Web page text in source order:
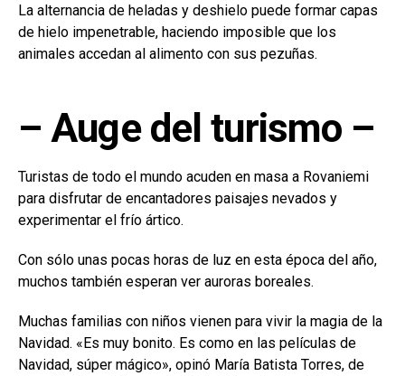
La alternancia de heladas y deshielo puede formar capas
de hielo impenetrable, haciendo imposible que los
animales accedan al alimento con sus pezuñas.
– Auge del turismo –
Turistas de todo el mundo acuden en masa a Rovaniemi
para disfrutar de encantadores paisajes nevados y
experimentar el frío ártico.
Con sólo unas pocas horas de luz en esta época del año,
muchos también esperan ver auroras boreales.
Muchas familias con niños vienen para vivir la magia de la
Navidad. «Es muy bonito. Es como en las películas de
Navidad, súper mágico», opinó María Batista Torres, de